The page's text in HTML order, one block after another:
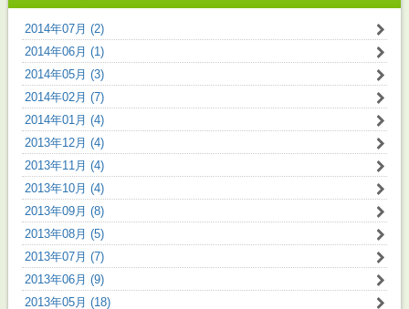
2014年07月 (2)
2014年06月 (1)
2014年05月 (3)
2014年02月 (7)
2014年01月 (4)
2013年12月 (4)
2013年11月 (4)
2013年10月 (4)
2013年09月 (8)
2013年08月 (5)
2013年07月 (7)
2013年06月 (9)
2013年05月 (18)